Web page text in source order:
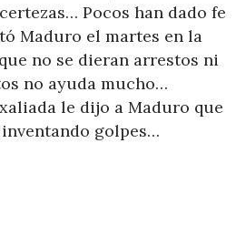
Pocos han dado fe
Maduro el martes en la
no se dieran arrestos ni
no ayuda mucho…
le dijo a Maduro que
golpes…